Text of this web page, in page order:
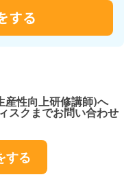
する
産性向上研修講師)へ
スクまでお問い合わせ
する